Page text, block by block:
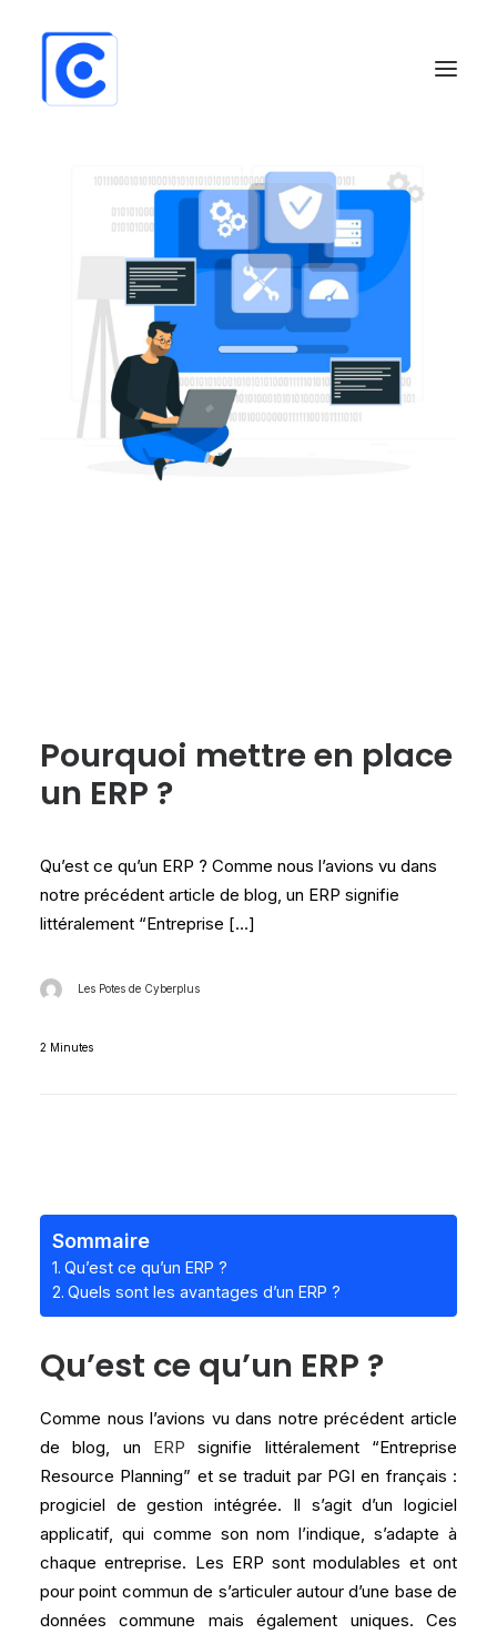
Pourquoi mettre en place
un ERP ?
Qu’est ce qu’un ERP ? Comme nous l’avions vu dans
notre précédent article de blog, un ERP signifie
littéralement “Entreprise […]
Les Potes de Cyberplus
2 Minutes
Sommaire
Qu’est ce qu’un ERP ?
Quels sont les avantages d’un ERP ?
Qu’est ce qu’un ERP ?
Comme nous l’avions vu dans notre précédent article
de blog, un ERP signifie littéralement “Entreprise
Resource Planning” et se traduit par PGI en français :
progiciel de gestion intégrée. Il s’agit d’un logiciel
applicatif, qui comme son nom l’indique, s’adapte à
chaque entreprise. Les ERP sont modulables et ont
pour point commun de s’articuler autour d’une base de
données commune mais également uniques. Ces